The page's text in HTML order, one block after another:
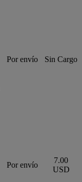
Por envío Sin Cargo
Por envío
7.00
USD